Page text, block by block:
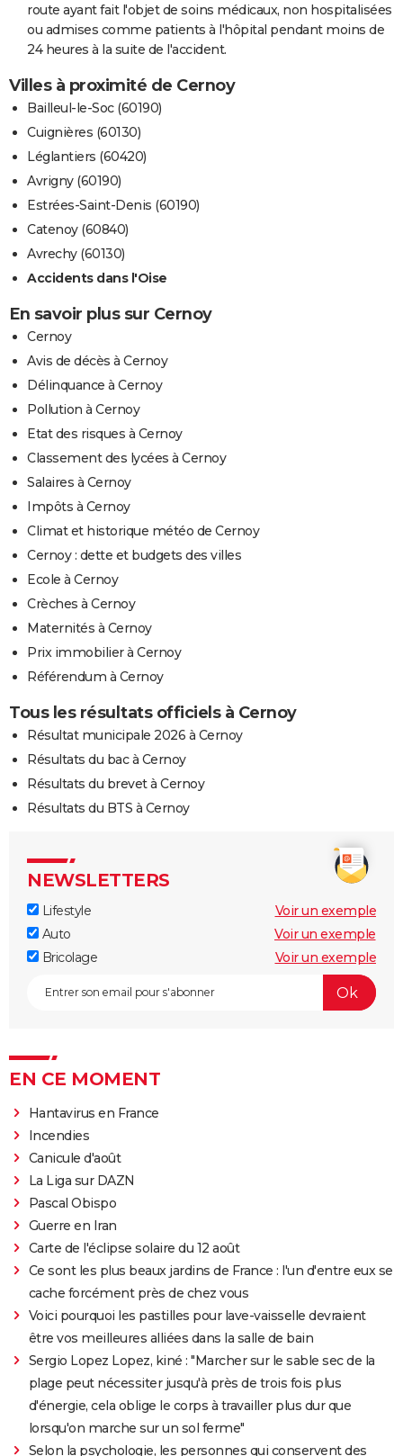
route ayant fait l'objet de soins médicaux, non hospitalisées
ou admises comme patients à l'hôpital pendant moins de
24 heures à la suite de l'accident.
Villes à proximité de Cernoy
Bailleul-le-Soc (60190)
Cuignières (60130)
Léglantiers (60420)
Avrigny (60190)
Estrées-Saint-Denis (60190)
Catenoy (60840)
Avrechy (60130)
Accidents dans l'Oise
En savoir plus sur Cernoy
Cernoy
Avis de décès à Cernoy
Délinquance à Cernoy
Pollution à Cernoy
Etat des risques à Cernoy
Classement des lycées à Cernoy
Salaires à Cernoy
Impôts à Cernoy
Climat et historique météo de Cernoy
Cernoy : dette et budgets des villes
Ecole à Cernoy
Crèches à Cernoy
Maternités à Cernoy
Prix immobilier à Cernoy
Référendum à Cernoy
Tous les résultats officiels à Cernoy
Résultat municipale 2026 à Cernoy
Résultats du bac à Cernoy
Résultats du brevet à Cernoy
Résultats du BTS à Cernoy
NEWSLETTERS
Lifestyle
Voir un exemple
Auto
Voir un exemple
Bricolage
Voir un exemple
EN CE MOMENT
Hantavirus en France
Incendies
Canicule d'août
La Liga sur DAZN
Pascal Obispo
Guerre en Iran
Carte de l'éclipse solaire du 12 août
Ce sont les plus beaux jardins de France : l'un d'entre eux se
cache forcément près de chez vous
Voici pourquoi les pastilles pour lave-vaisselle devraient
être vos meilleures alliées dans la salle de bain
Sergio Lopez Lopez, kiné : "Marcher sur le sable sec de la
plage peut nécessiter jusqu'à près de trois fois plus
d'énergie, cela oblige le corps à travailler plus dur que
lorsqu'on marche sur un sol ferme"
Selon la psychologie, les personnes qui conservent des